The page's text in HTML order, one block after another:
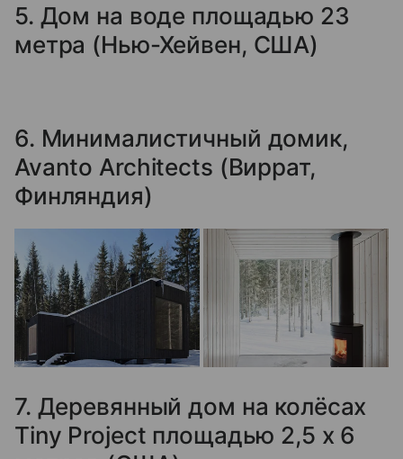
5. Дом на воде площадью 23
метра (Нью-Хейвен, США)
6. Минималистичный домик,
Avanto Architects (Виррат,
Финляндия)
7. Деревянный дом на колёсах
Tiny Project площадью 2,5 x 6